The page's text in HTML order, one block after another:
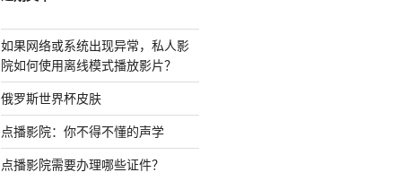
如果网络或系统出现异常，私人影
院如何使用离线模式播放影片？
俄罗斯世界杯皮肤
点播影院：你不得不懂的声学
点播影院需要办理哪些证件？